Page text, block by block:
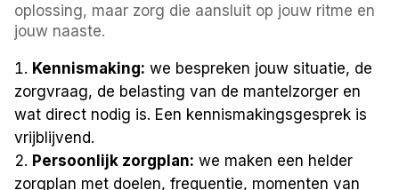
oplossing, maar zorg die aansluit op jouw ritme en
jouw naaste.
Kennismaking: we bespreken jouw situatie, de
zorgvraag, de belasting van de mantelzorger en
wat direct nodig is. Een kennismakingsgesprek is
vrijblijvend.
Persoonlijk zorgplan: we maken een helder
zorgplan met doelen, frequentie, momenten van